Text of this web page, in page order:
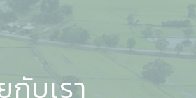
บเรา